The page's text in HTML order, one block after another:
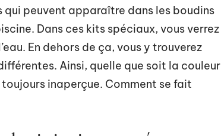
peuvent apparaître dans les boudins
Dans ces kits spéciaux, vous verrez
En dehors de ça, vous y trouverez
Ainsi, quelle que soit la couleur
inaperçue. Comment se fait